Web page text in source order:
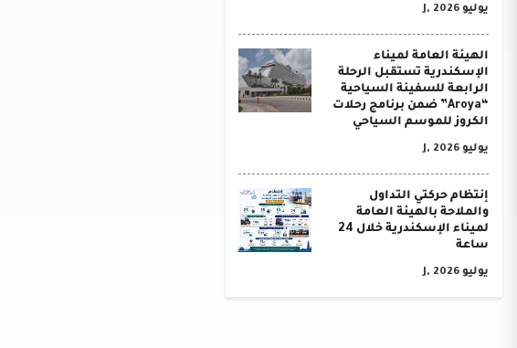
يوليو J, 2026
الهيئة العامة لميناء
الإسكندرية تستقبل الرحلة
الرابعة للسفينة السياحية
“Aroya” ضمن برنامج رحلات
الكروز للموسم السياحي
يوليو J, 2026
إنتظام حركتي التداول
والملاحة بالهيئة العامة
لميناء الإسكندرية خلال 24
ساعة
يوليو J, 2026